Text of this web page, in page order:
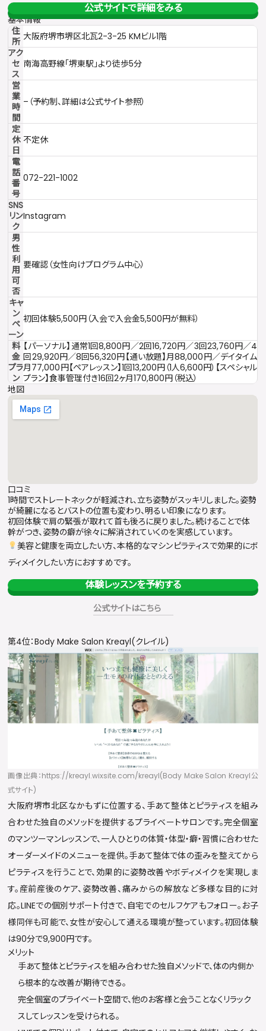
公式サイトで詳細をみる
基本情報
住
所 大阪府堺市堺区北瓦2-3-25 KMビル1階
アク
セ
ス
南海高野線「堺東駅」より徒歩5分
営
業
時
間
–（予約制、詳細は公式サイト参照）
定
休
日
不定休
電
話
番
号
072-221-1002
SNS
リン
ク
Instagram
男
性
利
用
可
否
要確認（女性向けプログラム中心）
キャ
ン
ペ
ーン
初回体験5,500円（入会で入会金5,500円が無料）
料
金
プラ
ン
【パーソナル】通常1回8,800円／2回16,720円／3回23,760円／4
回29,920円／8回56,320円【通い放題】月88,000円／デイタイム
月77,000円【ペアレッスン】1回13,200円（1人6,600円）【スペシャル
プラン】食事管理付き16回2ヶ月170,800円（税込）
地図
口コミ
1時間でストレートネックが軽減され、立ち姿勢がスッキリしました。姿勢
が綺麗になるとバストの位置も変わり、明るい印象になります。
初回体験で肩の緊張が取れて首も後ろに戻りました。続けることで体
幹がつき、姿勢の癖が徐々に解消されていくのを実感しています。
美容と健康を両立したい方、本格的なマシンピラティスで効果的にボ
ディメイクしたい方におすすめです。
体験レッスンを予約する
公式サイトはこちら
第4位：Body Make Salon Kreayl(クレイル)
画像出典：https://kreayl.wixsite.com/kreayl(Body Make Salon Kreayl公
式サイト)
大阪府堺市北区なかもずに位置する、手あて整体とピラティスを組み
合わせた独自のメソッドを提供するプライベートサロンです。完全個室
のマンツーマンレッスンで、一人ひとりの体質・体型・癖・習慣に合わせた
オーダーメイドのメニューを提供。手あて整体で体の歪みを整えてから
ピラティスを行うことで、効果的に姿勢改善やボディメイクを実現しま
す。産前産後のケア、姿勢改善、痛みからの解放など多様な目的に対
応。LINEでの個別サポート付きで、自宅でのセルフケアもフォロー。お子
様同伴も可能で、女性が安心して通える環境が整っています。初回体験
は90分で9,900円です。
メリット
手あて整体とピラティスを組み合わせた独自メソッドで、体の内側か
ら根本的な改善が期待できる。
完全個室のプライベート空間で、他のお客様と会うことなくリラック
スしてレッスンを受けられる。